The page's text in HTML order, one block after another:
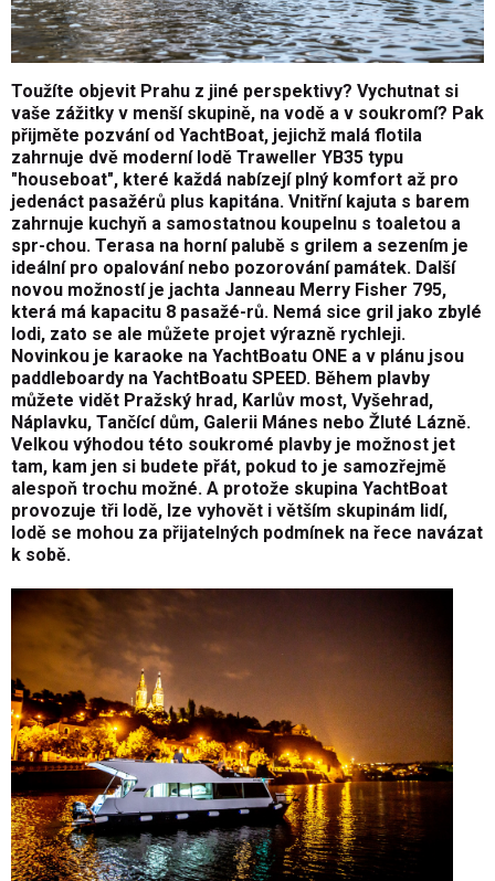
Toužíte objevit Prahu z jiné perspektivy? Vychutnat si
vaše zážitky v menší skupině, na vodě a v soukromí? Pak
přijměte pozvání od YachtBoat, jejichž malá flotila
zahrnuje dvě moderní lodě Traweller YB35 typu
"houseboat", které každá nabízejí plný komfort až pro
jedenáct pasažérů plus kapitána. Vnitřní kajuta s barem
zahrnuje kuchyň a samostatnou koupelnu s toaletou a
spr-chou. Terasa na horní palubě s grilem a sezením je
ideální pro opalování nebo pozorování památek. Další
novou možností je jachta Janneau Merry Fisher 795,
která má kapacitu 8 pasažé-rů. Nemá sice gril jako zbylé
lodi, zato se ale můžete projet výrazně rychleji.
Novinkou je karaoke na YachtBoatu ONE a v plánu jsou
paddleboardy na YachtBoatu SPEED. Během plavby
můžete vidět Pražský hrad, Karlův most, Vyšehrad,
Náplavku, Tančící dům, Galerii Mánes nebo Žluté Lázně.
Velkou výhodou této soukromé plavby je možnost jet
tam, kam jen si budete přát, pokud to je samozřejmě
alespoň trochu možné. A protože skupina YachtBoat
provozuje tři lodě, lze vyhovět i větším skupinám lidí,
lodě se mohou za přijatelných podmínek na řece navázat
k sobě.